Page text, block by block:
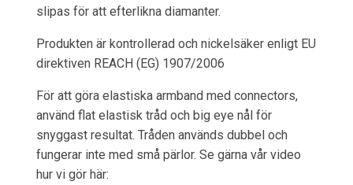
slipas för att efterlikna diamanter.
Produkten är kontrollerad och nickelsäker enligt EU
direktiven REACH (EG) 1907/2006
För att göra elastiska armband med connectors,
använd flat elastisk tråd och big eye nål för
snyggast resultat. Tråden används dubbel och
fungerar inte med små pärlor. Se gärna vår video
hur vi gör här: